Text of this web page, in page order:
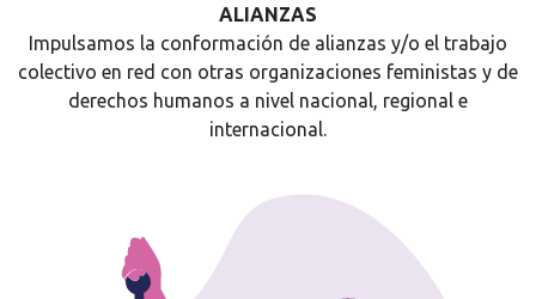
ALIANZAS
Impulsamos la conformación de alianzas y/o el trabajo
colectivo en red con otras organizaciones feministas y de
derechos humanos a nivel nacional, regional e
internacional.